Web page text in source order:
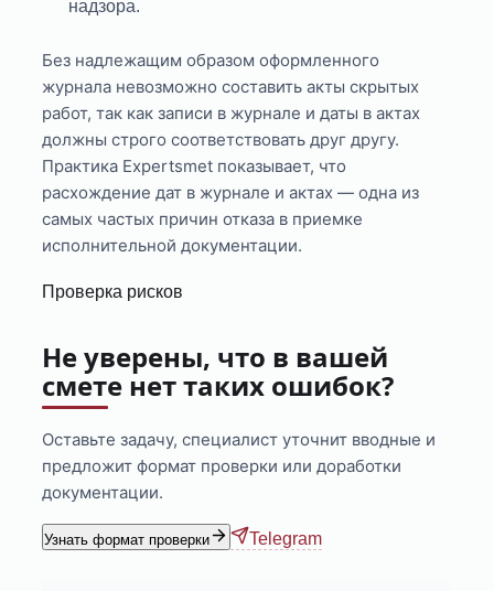
надзора.
Без надлежащим образом оформленного
журнала невозможно составить акты скрытых
работ, так как записи в журнале и даты в актах
должны строго соответствовать друг другу.
Практика Expertsmet показывает, что
расхождение дат в журнале и актах — одна из
самых частых причин отказа в приемке
исполнительной документации.
Проверка рисков
Не уверены, что в вашей
смете нет таких ошибок?
Оставьте задачу, специалист уточнит вводные и
предложит формат проверки или доработки
документации.
Узнать формат проверки Telegram